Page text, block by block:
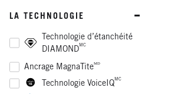
Lumicoat Champagne en
Lumicoat en chrome
LA TECHNOLOGIE
Technologie d’étanchéité
DIAMONDMC
Ancrage MagnaTiteᴹᴰ
Technologie VoiceIQMC